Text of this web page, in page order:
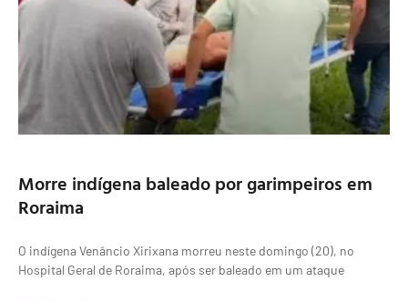
Morre indígena baleado por garimpeiros em
Roraima
O indígena Venâncio Xirixana morreu neste domingo (20), no
Hospital Geral de Roraima, após ser baleado em um ataque